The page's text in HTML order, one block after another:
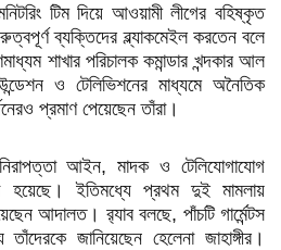
টিম দিয়ে আওয়ামী লীগের বহিষ্কৃত
গুরুত্বপূর্ণ ব্যক্তিদের ব্ল্যাকমেইল করতেন বলে
শাখার পরিচালক কমান্ডার খন্দকার আল
ও টেলিভিশনের মাধ্যমে অনৈতিক
প্রমাণ পেয়েছেন তাঁরা।
নিরাপত্তা আইন, মাদক ও টেলিযোগাযোগ
হয়েছে। ইতিমধ্যে প্রথম দুই মামলায়
আদালত। র‍্যাব বলছে, পাঁচটি গার্মেন্টস
জানিয়েছেন হেলেনা জাহাঙ্গীর।